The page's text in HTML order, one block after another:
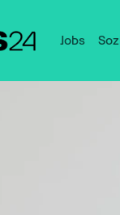
Jobs